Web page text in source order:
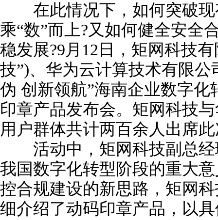
在此情况下，如何突破现
乘“数”而上?又如何健全安全
稳发展?9月12日，矩网科技
技”)、华为云计算技术有限
伪 创新领航”海南企业数字化
印章产品发布会。矩网科技
用户群体共计两百余人出席
活动中，矩网科技副总经
我国数字化转型阶段的重大
控合规建设的新思路，矩网
细介绍了动码印章产品，以